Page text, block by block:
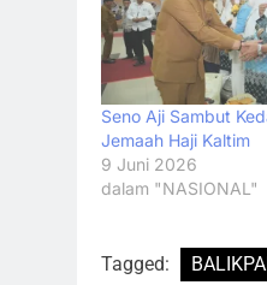
Seno Aji Sambut
Jemaah Haji Kaltim
9 Juni 2026
dalam "NASIONAL"
Tagged: